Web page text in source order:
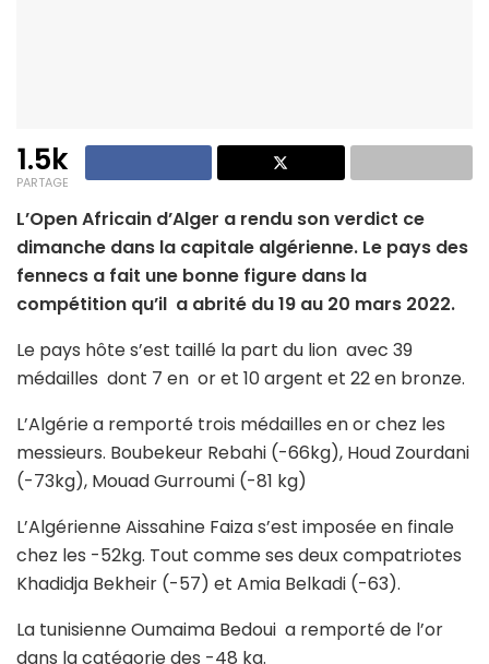
1.5k
PARTAGE
L’Open Africain d’Alger a rendu son verdict ce
dimanche dans la capitale algérienne. Le pays des
fennecs a fait une bonne figure dans la
compétition qu’il a abrité du 19 au 20 mars 2022.
Le pays hôte s’est taillé la part du lion avec 39
médailles dont 7 en or et 10 argent et 22 en bronze.
L’Algérie a remporté trois médailles en or chez les
messieurs. Boubekeur Rebahi (-66kg), Houd Zourdani
(-73kg), Mouad Gurroumi (-81 kg)
L’Algérienne Aissahine Faiza s’est imposée en finale
chez les -52kg. Tout comme ses deux compatriotes
Khadidja Bekheir (-57) et Amia Belkadi (-63).
La tunisienne Oumaima Bedoui a remporté de l’or
dans la catégorie des -48 kg.